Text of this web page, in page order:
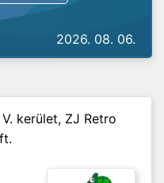
2026. 08. 06.
kerület, ZJ Retro